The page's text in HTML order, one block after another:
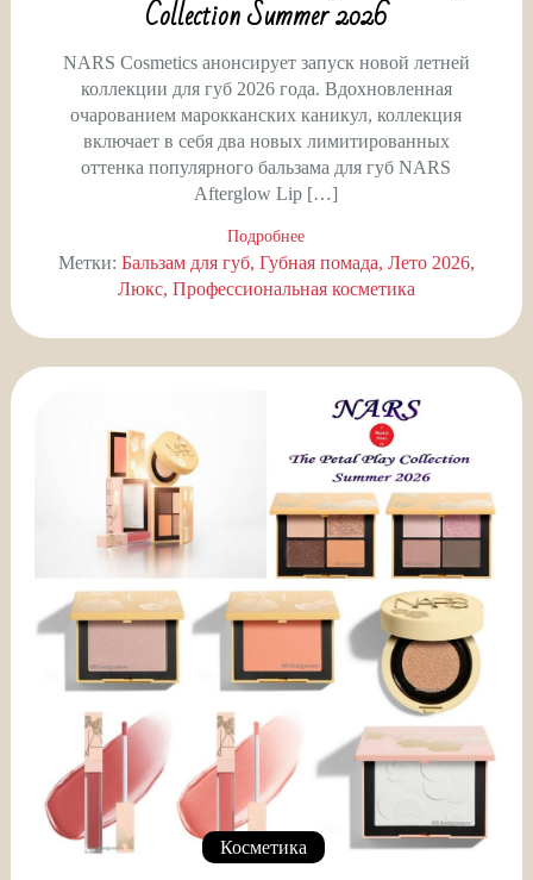
Collection Summer 2026
NARS Cosmetics анонсирует запуск новой летней
коллекции для губ 2026 года. Вдохновленная
очарованием марокканских каникул, коллекция
включает в себя два новых лимитированных
оттенка популярного бальзама для губ NARS
Afterglow Lip […]
Подробнее
Метки: Бальзам для губ Губная помада Лето 2026
Люкс Профессиональная косметика
Косметика